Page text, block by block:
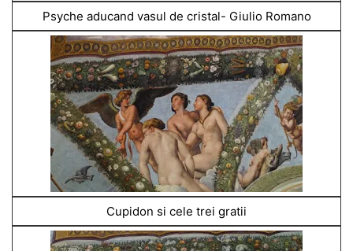
Psyche aducand vasul de cristal- Giulio Romano
Cupidon si cele trei gratii